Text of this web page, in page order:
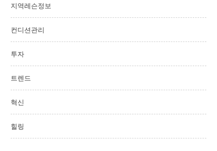
지역레슨정보
컨디션관리
투자
트렌드
혁신
힐링